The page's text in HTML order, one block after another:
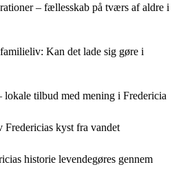
– fællesskab på tværs af aldre i
Kan det lade sig gøre i
tilbud med mening i Fredericia
Fredericias kyst fra vandet
historie levendegøres gennem